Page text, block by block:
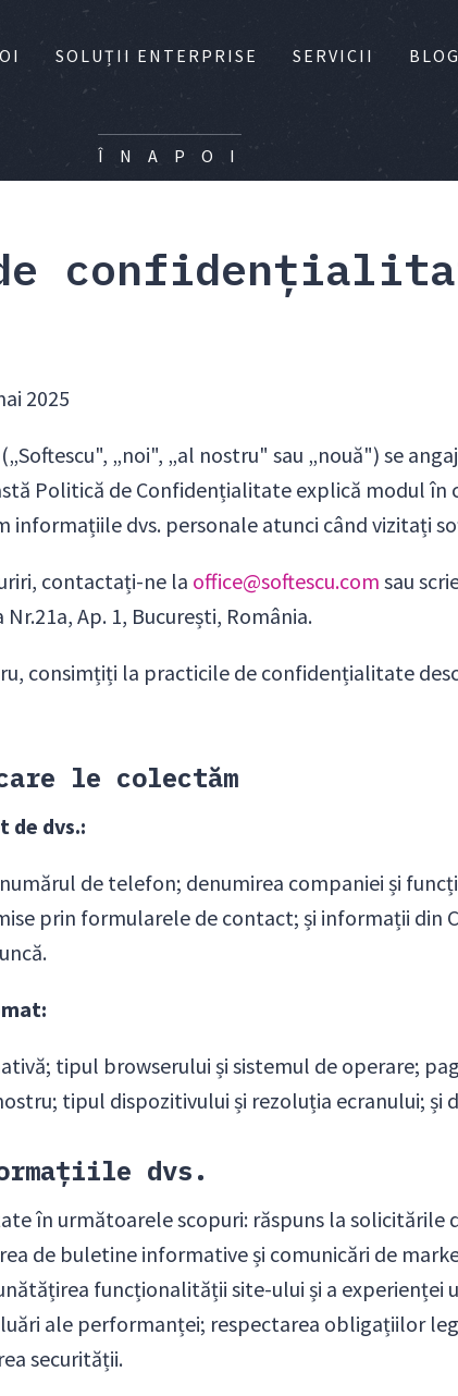
SOLUȚII ENTERPRISE SERVICII BLOG
Î N A P O I
2025
„noi", „al nostru" sau „nouă") se
Politică de Confidențialitate explică modul în
informațiile dvs. personale atunci când vizitați
contactați-ne la office@softescu.com sau
Ap. 1, București, România.
consimțiți la practicile de confidențialitate
le colectăm
dvs.:
de telefon; denumirea companiei și
prin formularele de contact; și informații din
tipul browserului și sistemul de operare;
tipul dispozitivului și rezoluția ecranului; și
dvs.
în următoarele scopuri: răspuns la solicitările
de buletine informative și comunicări de
funcționalității site-ului și a experienței
ale performanței; respectarea obligațiilor
securității.